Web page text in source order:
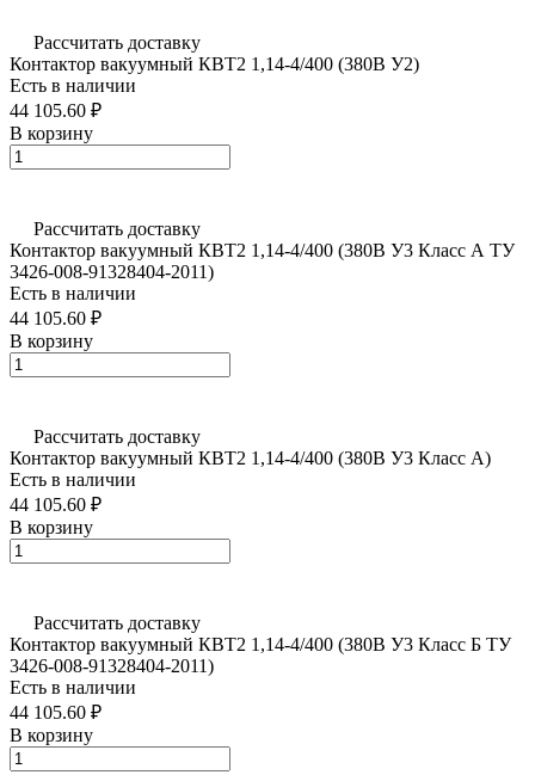
Рассчитать доставку
Контактор вакуумный КВТ2 1,14-4/400 (380В У2)
Есть в наличии
44 105.60 ₽
В корзину
Рассчитать доставку
Контактор вакуумный КВТ2 1,14-4/400 (380В У3 Класс А ТУ
3426-008-91328404-2011)
Есть в наличии
44 105.60 ₽
В корзину
Рассчитать доставку
Контактор вакуумный КВТ2 1,14-4/400 (380В У3 Класс А)
Есть в наличии
44 105.60 ₽
В корзину
Рассчитать доставку
Контактор вакуумный КВТ2 1,14-4/400 (380В У3 Класс Б ТУ
3426-008-91328404-2011)
Есть в наличии
44 105.60 ₽
В корзину